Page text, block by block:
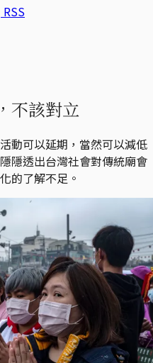
RSS
不該對立
動可以延期，當然可以減低
隱透出台灣社會對傳統廟會
的了解不足。